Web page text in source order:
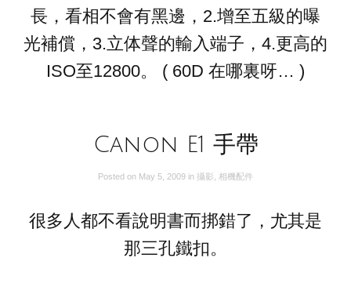
長，看相不會有黑邊，2.增至五級的曝
光補償，3.立体聲的輸入端子，4.更高的
ISO至12800。 ( 60D 在哪裏呀… )
Canon E1 手帶
Posted on May 5, 2009 in 攝影, 相機配件
很多人都不看說明書而挷錯了，尤其是
那三孔鐵扣。